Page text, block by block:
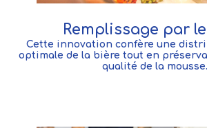
Remplissage par
Cette innovation confère une
optimale de la bière tout en
qualité de la mousse.